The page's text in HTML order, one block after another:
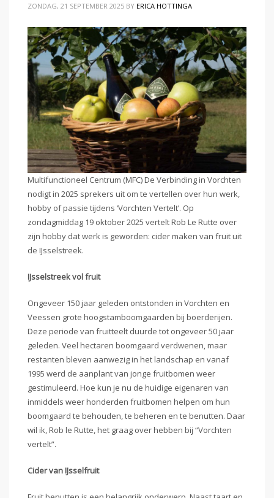
ZONDAG, 21 SEPTEMBER 2025 BY ERICA HOTTINGA
Multifunctioneel Centrum (MFC) De Verbinding in Vorchten
nodigt in 2025 sprekers uit om te vertellen over hun werk,
hobby of passie tijdens ‘Vorchten Vertelt’. Op
zondagmiddag 19 oktober 2025 vertelt Rob Le Rutte over
zijn hobby dat werk is geworden: cider maken van fruit uit
de IJsselstreek.
IJsselstreek vol fruit
Ongeveer 150 jaar geleden ontstonden in Vorchten en
Veessen grote hoogstamboomgaarden bij boerderijen.
Deze periode van fruitteelt duurde tot ongeveer 50 jaar
geleden. Veel hectaren boomgaard verdwenen, maar
restanten bleven aanwezig in het landschap en vanaf
1995 werd de aanplant van jonge fruitbomen weer
gestimuleerd. Hoe kun je nu de huidige eigenaren van
inmiddels weer honderden fruitbomen helpen om hun
boomgaard te behouden, te beheren en te benutten. Daar
wil ik, Rob le Rutte, het graag over hebben bij “Vorchten
vertelt”.
Cider van IJsselfruit